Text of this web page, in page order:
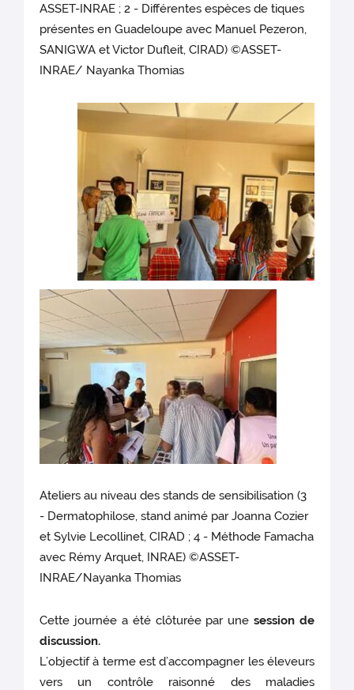
ASSET-INRAE ; 2 - Différentes espèces de tiques
présentes en Guadeloupe avec Manuel Pezeron,
SANIGWA et Victor Dufleit, CIRAD) ©ASSET-
INRAE/ Nayanka Thomias
Ateliers au niveau des stands de sensibilisation (3
- Dermatophilose, stand animé par Joanna Cozier
et Sylvie Lecollinet, CIRAD ; 4 - Méthode Famacha
avec Rémy Arquet, INRAE) ©ASSET-
INRAE/Nayanka Thomias
Cette journée a été clôturée par unesession de
discussion.
L’objectif à terme est d’accompagner les éleveurs
vers un contrôle raisonné des maladies